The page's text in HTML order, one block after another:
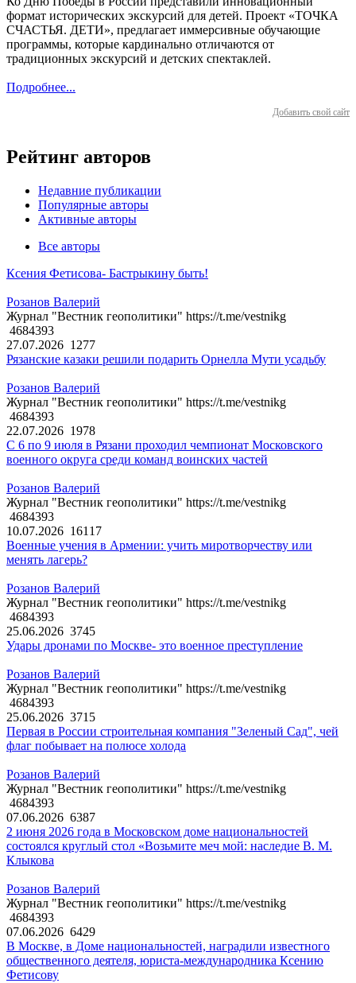
формат исторических экскурсий для детей. Проект «ТОЧКА
СЧАСТЬЯ. ДЕТИ», предлагает иммерсивные обучающие
программы, которые кардинально отличаются от
традиционных экскурсий и детских спектаклей.
Подробнее...
Добавить свой сайт
Рейтинг авторов
Недавние публикации
Популярные авторы
Активные авторы
Все авторы
Ксения Фетисова- Бастрыкину быть!
Розанов Валерий
Журнал "Вестник геополитики" https://t.me/vestnikg
4684393
27.07.2026 1277
Рязанские казаки решили подарить Орнелла Мути усадьбу
Розанов Валерий
Журнал "Вестник геополитики" https://t.me/vestnikg
4684393
22.07.2026 1978
С 6 по 9 июля в Рязани проходил чемпионат Московского
военного округа среди команд воинских частей
Розанов Валерий
Журнал "Вестник геополитики" https://t.me/vestnikg
4684393
10.07.2026 16117
Военные учения в Армении: учить миротворчеству или
менять лагерь?
Розанов Валерий
Журнал "Вестник геополитики" https://t.me/vestnikg
4684393
25.06.2026 3745
Удары дронами по Москве- это военное преступление
Розанов Валерий
Журнал "Вестник геополитики" https://t.me/vestnikg
4684393
25.06.2026 3715
Первая в России строительная компания "Зеленый Сад", чей
флаг побывает на полюсе холода
Розанов Валерий
Журнал "Вестник геополитики" https://t.me/vestnikg
4684393
07.06.2026 6387
2 июня 2026 года в Московском доме национальностей
состоялся круглый стол «Возьмите меч мой: наследие В. М.
Клыкова
Розанов Валерий
Журнал "Вестник геополитики" https://t.me/vestnikg
4684393
07.06.2026 6429
В Москве, в Доме национальностей, наградили известного
общественного деятеля, юриста-международника Ксению
Фетисову